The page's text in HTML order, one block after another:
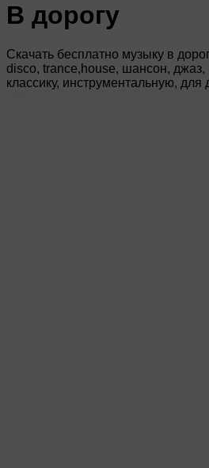
В дорогу
Скачать бесплатно музыку в
disco, trance,house, шансон, джаз,
классику, инструментальную, для